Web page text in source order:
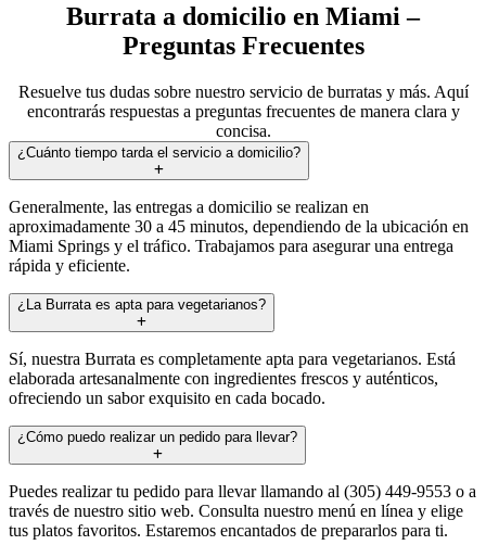
Burrata a domicilio en Miami –
Preguntas Frecuentes
Resuelve tus dudas sobre nuestro servicio de burratas y más. Aquí
encontrarás respuestas a preguntas frecuentes de manera clara y
concisa.
¿Cuánto tiempo tarda el servicio a domicilio?
Generalmente, las entregas a domicilio se realizan en
aproximadamente 30 a 45 minutos, dependiendo de la ubicación en
Miami Springs y el tráfico. Trabajamos para asegurar una entrega
rápida y eficiente.
¿La Burrata es apta para vegetarianos?
Sí, nuestra Burrata es completamente apta para vegetarianos. Está
elaborada artesanalmente con ingredientes frescos y auténticos,
ofreciendo un sabor exquisito en cada bocado.
¿Cómo puedo realizar un pedido para llevar?
Puedes realizar tu pedido para llevar llamando al (305) 449-9553 o a
través de nuestro sitio web. Consulta nuestro menú en línea y elige
tus platos favoritos. Estaremos encantados de prepararlos para ti.